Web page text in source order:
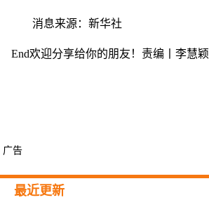
消息来源：新华社
End欢迎分享给你的朋友！责编丨李慧颖
广告
最近更新